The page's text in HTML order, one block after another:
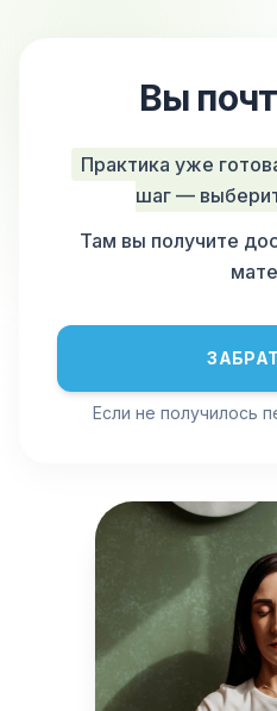
Вы
Практика уже
шаг —
Там вы получите
Если не получилось